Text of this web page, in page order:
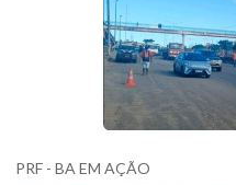
PRF - BA EM AÇÃO